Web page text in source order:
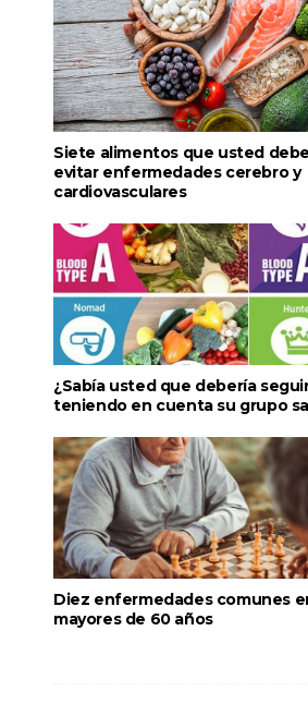
Siete alimentos que usted
evitar enfermedades cerebro y
cardiovasculares
¿Sabía usted que debería
teniendo en cuenta su grupo
Diez enfermedades comunes
mayores de 60 años